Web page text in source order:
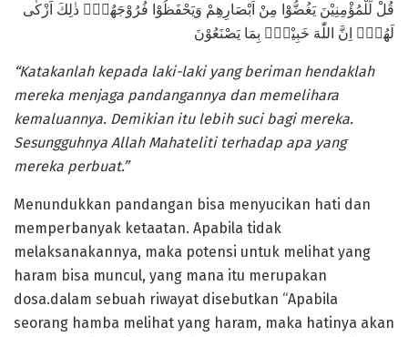
قُلْ لِّلْمُؤْمِنِيْنَ يَغُضُّوْا مِنْ اَبْصَارِهِمْ وَيَحْفَظُوْا فُرُوْجَهُمْۗ ذٰلِكَ اَزْكٰى
لَهُمْۗ اِنَّ اللّٰهَ خَبِيْرٌۢ بِمَا يَصْنَعُوْنَ
“Katakanlah kepada laki-laki yang beriman hendaklah
mereka menjaga pandangannya dan memelihara
kemaluannya. Demikian itu lebih suci bagi mereka.
Sesungguhnya Allah Mahateliti terhadap apa yang
mereka perbuat.”
Menundukkan pandangan bisa menyucikan hati dan
memperbanyak ketaatan. Apabila tidak
melaksanakannya, maka potensi untuk melihat yang
haram bisa muncul, yang mana itu merupakan
dosa.dalam sebuah riwayat disebutkan “Apabila
seorang hamba melihat yang haram, maka hatinya akan